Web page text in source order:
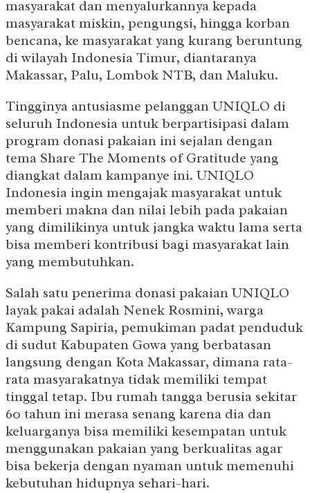
masyarakat dan menyalurkannya kepada
masyarakat miskin, pengungsi, hingga korban
bencana, ke masyarakat yang kurang beruntung
di wilayah Indonesia Timur, diantaranya
Makassar, Palu, Lombok NTB, dan Maluku.
Tingginya antusiasme pelanggan UNIQLO di
seluruh Indonesia untuk berpartisipasi dalam
program donasi pakaian ini sejalan dengan
tema Share The Moments of Gratitude yang
diangkat dalam kampanye ini. UNIQLO
Indonesia ingin mengajak masyarakat untuk
memberi makna dan nilai lebih pada pakaian
yang dimilikinya untuk jangka waktu lama serta
bisa memberi kontribusi bagi masyarakat lain
yang membutuhkan.
Salah satu penerima donasi pakaian UNIQLO
layak pakai adalah Nenek Rosmini, warga
Kampung Sapiria, pemukiman padat penduduk
di sudut Kabupaten Gowa yang berbatasan
langsung dengan Kota Makassar, dimana rata-
rata masyarakatnya tidak memiliki tempat
tinggal tetap. Ibu rumah tangga berusia sekitar
60 tahun ini merasa senang karena dia dan
keluarganya bisa memiliki kesempatan untuk
menggunakan pakaian yang berkualitas agar
bisa bekerja dengan nyaman untuk memenuhi
kebutuhan hidupnya sehari-hari.